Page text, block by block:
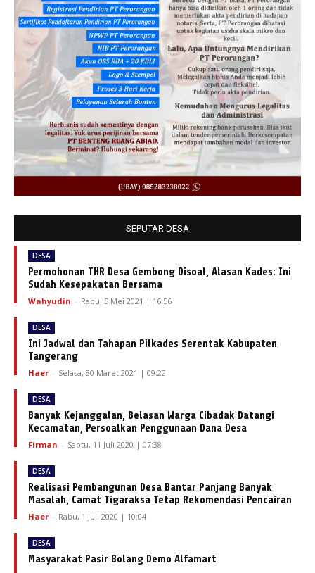
SEPUTAR DESA
DESA
Permohonan THR Desa Gembong Disoal, Alasan Kades: Ini
Sudah Kesepakatan Bersama
Wahyudin - Rabu, 5 Mei 2021 | 16:56
DESA
Ini Jadwal dan Tahapan Pilkades Serentak Kabupaten
Tangerang
Haer - Selasa, 30 Maret 2021 | 09:22
DESA
Banyak Kejanggalan, Belasan Warga Cibadak Datangi
Kecamatan, Persoalkan Penggunaan Dana Desa
Firman - Sabtu, 11 Juli 2020 | 07:38
DESA
Realisasi Pembangunan Desa Bantar Panjang Banyak
Masalah, Camat Tigaraksa Tetap Rekomendasi Pencairan
Haer - Rabu, 1 Juli 2020 | 10:04
DESA
Masyarakat Pasir Bolang Demo Alfamart